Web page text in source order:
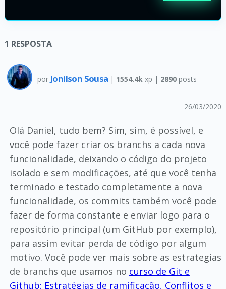
1 RESPOSTA
por Jonilson Sousa | 1554.4k xp | 2890posts
26/03/2020
Olá Daniel, tudo bem? Sim, sim, é possível, e
você pode fazer criar os branchs a cada nova
funcionalidade, deixando o código do projeto
isolado e sem modificações, até que você tenha
terminado e testado completamente a nova
funcionalidade, os commits também você pode
fazer de forma constante e enviar logo para o
repositório principal (um GitHub por exemplo),
para assim evitar perda de código por algum
motivo. Você pode ver mais sobre as estrategias
de branchs que usamos no curso de Git e
Github: Estratégias de ramificação, Conflitos e